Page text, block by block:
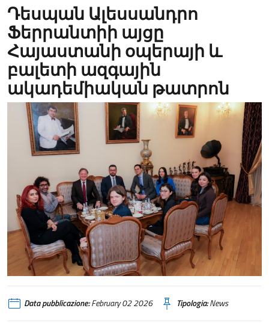
Դեսպան Ալեսսանդրո
Ֆերրանտիի այցը
Հայաստանի օպերայի և
բալետի ազգային
ակադեմիական թատրոն
Data pubblicazione:February 02 2026 Tipologia:News